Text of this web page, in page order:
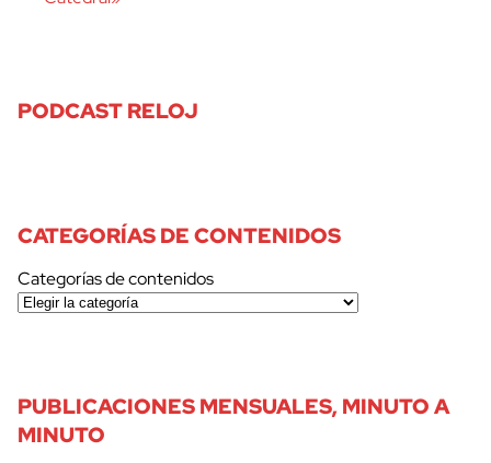
PODCAST RELOJ
CATEGORÍAS DE CONTENIDOS
Categorías de contenidos
PUBLICACIONES MENSUALES, MINUTO A
MINUTO